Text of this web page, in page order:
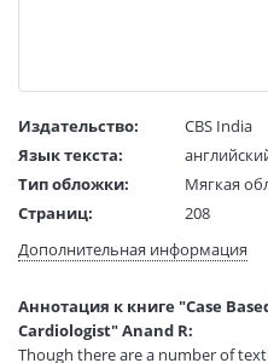
Издательство:
CBS India
Язык текста:
Тип обложки:
Мягкая
Страниц:
208
Код товара:
50027866
ISBN:
В продаже с:
08.04.2021
Дополнительная информация
Аннотация к книге "Case
Cardiologist" Anand R:
Though there are a number of